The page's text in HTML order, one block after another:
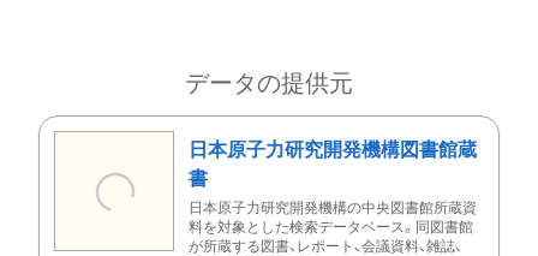
データの提供元
日本原子力研究開発機構図書館蔵
書
日本原子力研究開発機構の中央図書館所蔵資
料を対象とした検索データベース。同図書館
が所蔵する図書、レポート、会議資料、雑誌、